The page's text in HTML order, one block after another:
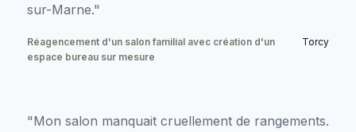
sur-Marne."
Réagencement d'un salon familial avec création d'un
espace bureau sur mesure
Torcy
"Mon salon manquait cruellement de rangements.